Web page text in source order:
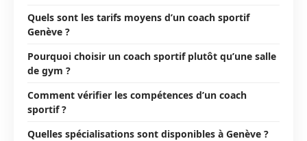
Quels sont les tarifs moyens d’un coach sportif
Genève ?
Pourquoi choisir un coach sportif plutôt qu’une salle
de gym ?
Comment vérifier les compétences d’un coach
sportif ?
Quelles spécialisations sont disponibles à Genève ?